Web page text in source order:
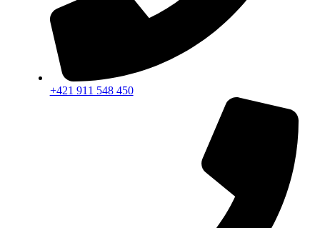
+421 911 548 450